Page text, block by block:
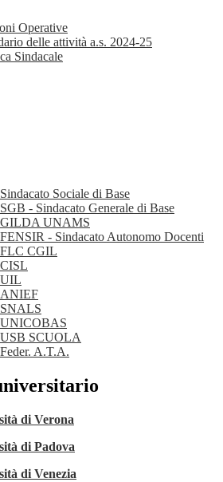
Operative
delle attività a.s. 2024-25
Sindacale
Sindacato Sociale di Base
SGB - Sindacato Generale di Base
GILDA UNAMS
FENSIR - Sindacato Autonomo Docenti
FLC CGIL
CISL
UIL
ANIEF
SNALS
UNICOBAS
USB SCUOLA
Feder. A.T.A.
di Verona
di Padova
di Venezia